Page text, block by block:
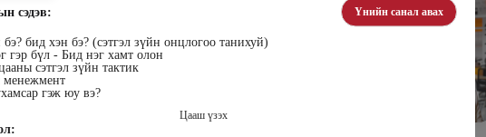
сэдэв: Үнийн санал авах
бид хэн бэ? (сэтгэл зүйн онцлогоо танихуй)
гэр бүл - Бид нэг хамт олон
сэтгэл зүйн тактик
менежмент
гэж юу вэ?
Цааш үзэх